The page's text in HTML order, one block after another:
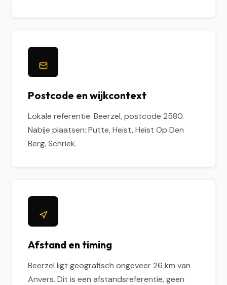
Postcode en wijkcontext
Lokale referentie: Beerzel, postcode 2580.
Nabije plaatsen: Putte, Heist, Heist Op Den
Berg, Schriek.
Afstand en timing
Beerzel ligt geografisch ongeveer 26 km van
Anvers. Dit is een afstandsreferentie, geen